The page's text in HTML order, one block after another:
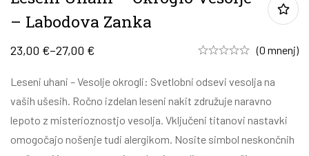
– Labodova Zanka
23,00 €–27,00 € (0 mnenj)
Leseni uhani – Vesolje okrogli: Svetlobni odsevi vesolja na
vaših ušesih. Ročno izdelan leseni nakit združuje naravno
lepoto z misterioznostjo vesolja. Vključeni titanovi nastavki
omogočajo nošenje tudi alergikom. Nosite simbol neskončnih